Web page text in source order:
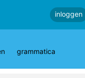
inloggen
grammatica